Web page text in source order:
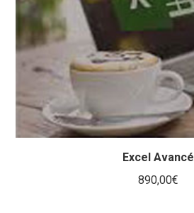
Excel Avancé
890,00€